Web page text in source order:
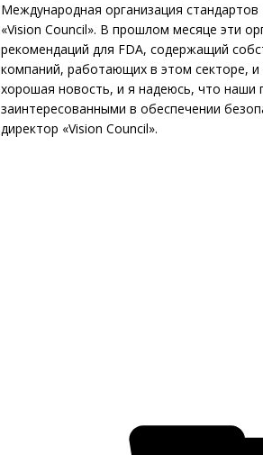
Международная организация
«Vision Council». В прошлом месяце эти
рекомендаций для FDA, содержащий
компаний, работающих в этом секторе,
хорошая новость, и я надеюсь, что
заинтересованными в обеспечении
директор «Vision Council».